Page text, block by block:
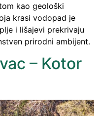
kao geološki
krasi vodopad je
i lišajevi prekrivaju
prirodni ambijent.
– Kotor